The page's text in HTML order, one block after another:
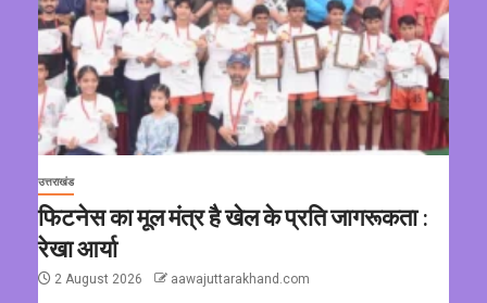
उत्तराखंड
फिटनेस का मूल मंत्र है खेल के प्रति जागरूकता :
रेखा आर्या
2 August 2026 aawajuttarakhand.com